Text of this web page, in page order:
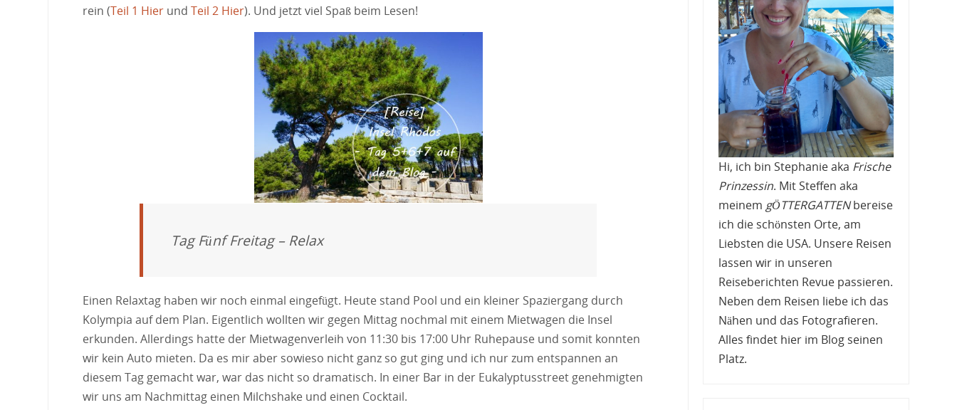
rein (Teil 1 Hier und Teil 2 Hier). Und jetzt viel Spaß beim Lesen!
Tag Fünf Freitag – Relax
Einen Relaxtag haben wir noch einmal eingefügt. Heute stand Pool und ein kleiner Spaziergang durch
Kolympia auf dem Plan. Eigentlich wollten wir gegen Mittag nochmal mit einem Mietwagen die Insel
erkunden. Allerdings hatte der Mietwagenverleih von 11:30 bis 17:00 Uhr Ruhepause und somit konnten
wir kein Auto mieten. Da es mir aber sowieso nicht ganz so gut ging und ich nur zum entspannen an
diesem Tag gemacht war, war das nicht so dramatisch. In einer Bar in der Eukalyptusstreet genehmigten
wir uns am Nachmittag einen Milchshake und einen Cocktail.
Hi, ich bin Stephanie aka Frische
Prinzessin. Mit Steffen aka
meinem gÖTTERGATTENbereise
ich die schönsten Orte, am
Liebsten die USA. Unsere Reisen
lassen wir in unseren
Reiseberichten Revue passieren.
Neben dem Reisen liebe ich das
Nähen und das Fotografieren.
Alles findet hier im Blog seinen
Platz.